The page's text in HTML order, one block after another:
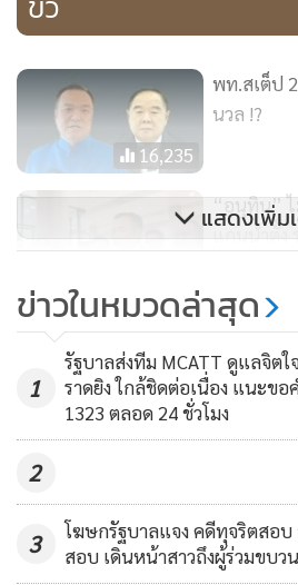
แยกกันใน MOU พรรคก้าวไกลจะเป็น
สามารถสร้างมิติการเมืองใหม่ พรรคเ
ในฐานะพรรคฝ่ายรัฐบาลและพรรคฝ่าย
ทำงานการเมืองอย่างสร้างสรรค์
อะไรที่เป็นประโยชน์กับพี่น้องประชาช
สถาบันหลักของประเทศ ตนเองไม่เชื่อ
องค์กรต่างๆ ที่เราขอความร่วมมือจะ
รัฐบาลมิติใหม่ ไม่ใช่เอาเรื่องผลประโ
ที่ตั้งแล้วมาแบ่งแยกแข่งขันครองกระท
แรก คือ การแก้ไขวิกฤตประเทศ ขอใ
เพื่อไทยและแคนดิเดตนายกรัฐมนตรีข
เป็นแกนนำในการประสานงาน ทุกพร
ทีมงานของพรรคเพื่อไทยมีคุณสมบัติ
16,235
พท.สเต็ป
นวล !?
“อนุทิน”
แกนนำตั้ง
21,330
“ไม่มีลุง”
แสดงเพิ่ม
ข่าวในหมวดล่าสุด
1
รัฐบาลส่งทีม MCATT ดูแลจิต
ราดยิง ใกล้ชิดต่อเนื่อง แนะขอ
1323 ตลอด 24 ชั่วโมง
2
3
โฆษกรัฐบาลแจง คดีทุจริตสอ
สอบ เดินหน้าสาวถึงผู้ร่วมขบว